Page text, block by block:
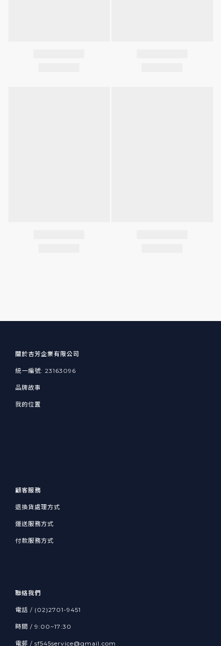
關於杏芳企業有限公司
統一編號: 23163096
品牌故事
我的位置
顧客服務
退換貨處理方式
運送服務方式
付款服務方式
聯絡我們
電話 / (02)2701-9451
時間 / 9:00~17:30
電郵 / sf545service@gmail.com